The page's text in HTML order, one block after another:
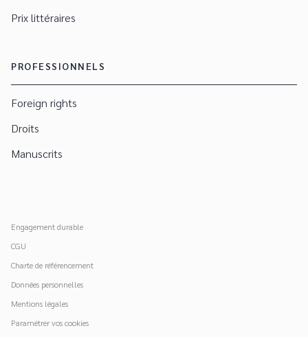
Prix littéraires
PROFESSIONNELS
Foreign rights
Droits
Manuscrits
Engagement durable
CGU
Charte de référencement
Données personnelles
Mentions légales
Paramétrer vos cookies